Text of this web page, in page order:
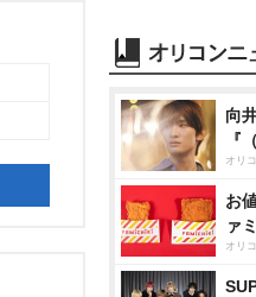
向
『
オリ
お
ァ
オリ